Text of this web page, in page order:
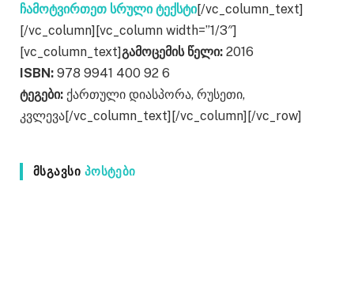
ჩამოტვირთეთ სრული ტექსტი[/vc_column_text]
[/vc_column][vc_column width=”1/3″]
[vc_column_text]გამოცემის წელი: 2016
ISBN: 978 9941 400 92 6
ტეგები: ქართული დიასპორა, რუსეთი,
კვლევა[/vc_column_text][/vc_column][/vc_row]
ᲛᲡᲒᲐᲕᲡᲘ ᲞᲝᲡᲢᲔᲑᲘ